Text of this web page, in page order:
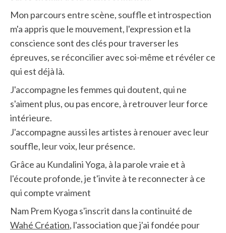
Mon parcours entre scène, souffle et introspection
m'a appris que le mouvement, l'expression et la
conscience sont des clés pour traverser les
épreuves, se réconcilier avec soi-même et révéler ce
qui est déjà là.
J'accompagne les femmes qui doutent, qui ne
s'aiment plus, ou pas encore, à retrouver leur force
intérieure.
J'accompagne aussi les artistes à renouer avec leur
souffle, leur voix, leur présence.
Grâce au Kundalini Yoga, à la parole vraie et à
l'écoute profonde, je t'invite à te reconnecter à ce
qui compte vraiment
Nam Prem Kyoga s'inscrit dans la continuité de
Wahé Création, l'association que j'ai fondée pour